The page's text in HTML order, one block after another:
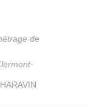
de